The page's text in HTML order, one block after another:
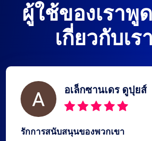
ผู้ใช้ของเราพู
เกี่ยวกับเร
อเล็กซานเดร ดูปุยส์
รักการสนับสนุนของพวกเขา